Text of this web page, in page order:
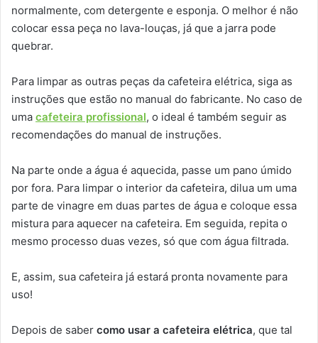
normalmente, com detergente e esponja. O melhor é não
colocar essa peça no lava-louças, já que a jarra pode
quebrar.
Para limpar as outras peças da cafeteira elétrica, siga as
instruções que estão no manual do fabricante. No caso de
uma cafeteira profissional, o ideal é também seguir as
recomendações do manual de instruções.
Na parte onde a água é aquecida, passe um pano úmido
por fora. Para limpar o interior da cafeteira, dilua um uma
parte de vinagre em duas partes de água e coloque essa
mistura para aquecer na cafeteira. Em seguida, repita o
mesmo processo duas vezes, só que com água filtrada.
E, assim, sua cafeteira já estará pronta novamente para
uso!
Depois de saber como usar a cafeteira elétrica, que tal